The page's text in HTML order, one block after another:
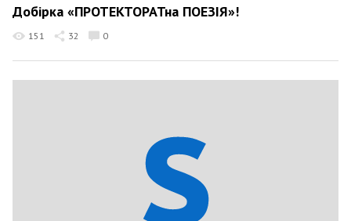
Добірка «ПРОТЕКТОРАТна ПОЕЗІЯ»!
151 32 0